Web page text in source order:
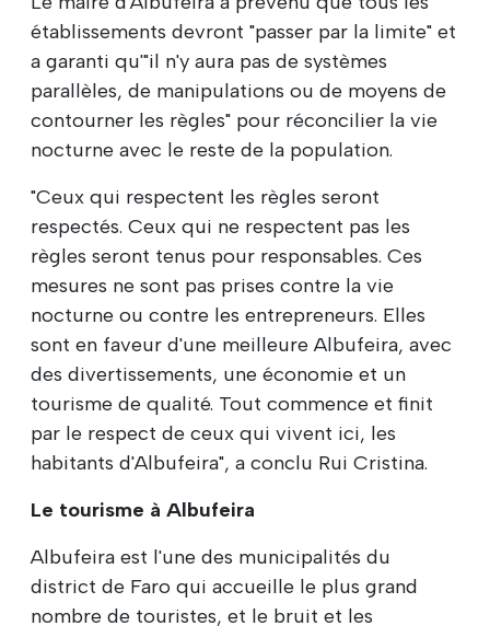
établissements devront "passer par la limite" et
a garanti qu'"il n'y aura pas de systèmes
parallèles, de manipulations ou de moyens de
contourner les règles" pour réconcilier la vie
nocturne avec le reste de la population.
"Ceux qui respectent les règles seront
respectés. Ceux qui ne respectent pas les
règles seront tenus pour responsables. Ces
mesures ne sont pas prises contre la vie
nocturne ou contre les entrepreneurs. Elles
sont en faveur d'une meilleure Albufeira, avec
des divertissements, une économie et un
tourisme de qualité. Tout commence et finit
par le respect de ceux qui vivent ici, les
habitants d'Albufeira", a conclu Rui Cristina.
Le tourisme à Albufeira
Albufeira est l'une des municipalités du
district de Faro qui accueille le plus grand
nombre de touristes, et le bruit et les